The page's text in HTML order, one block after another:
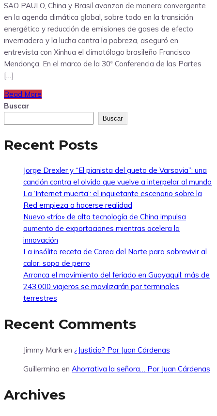
SAO PAULO, China y Brasil avanzan de manera convergente
en la agenda climática global, sobre todo en la transición
energética y reducción de emisiones de gases de efecto
invernadero y la lucha contra la pobreza, aseguró en
entrevista con Xinhua el climatólogo brasileño Francisco
Mendonça. En el marco de la 30ª Conferencia de las Partes
[…]
Read More
Buscar
Buscar
Recent Posts
Jorge Drexler y “El pianista del gueto de Varsovia”: una
canción contra el olvido que vuelve a interpelar al mundo
La ‘Internet muerta’: el inquietante escenario sobre la
Red empieza a hacerse realidad
Nuevo «trío» de alta tecnología de China impulsa
aumento de exportaciones mientras acelera la
innovación
La insólita receta de Corea del Norte para sobrevivir al
calor: sopa de perro
Arranca el movimiento del feriado en Guayaquil: más de
243.000 viajeros se movilizarán por terminales
terrestres
Recent Comments
Jimmy Mark en ¿Justicia? Por Juan Cárdenas
Guillermina en Ahorrativa la señora… Por Juan Cárdenas
Archives